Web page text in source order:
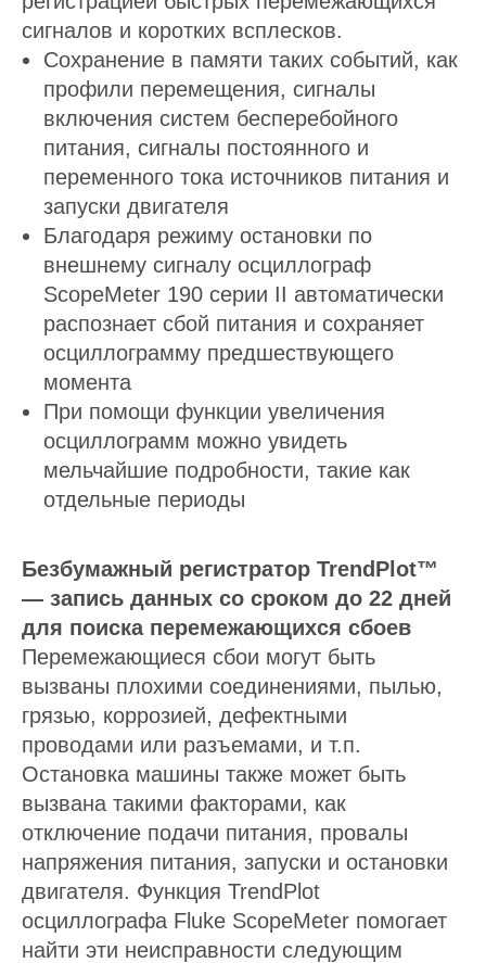
сигналов и коротких всплесков.
Сохранение в памяти таких событий, как
профили перемещения, сигналы
включения систем бесперебойного
питания, сигналы постоянного и
переменного тока источников питания и
запуски двигателя
Благодаря режиму остановки по
внешнему сигналу осциллограф
ScopeMeter 190 серии II автоматически
распознает сбой питания и сохраняет
осциллограмму предшествующего
момента
При помощи функции увеличения
осциллограмм можно увидеть
мельчайшие подробности, такие как
отдельные периоды
Безбумажный регистратор TrendPlot™
— запись данных со сроком до 22 дней
для поиска перемежающихся сбоев
Перемежающиеся сбои могут быть
вызваны плохими соединениями, пылью,
грязью, коррозией, дефектными
проводами или разъемами, и т.п.
Остановка машины также может быть
вызвана такими факторами, как
отключение подачи питания, провалы
напряжения питания, запуски и остановки
двигателя. Функция TrendPlot
осциллографа Fluke ScopeMeter помогает
найти эти неисправности следующим